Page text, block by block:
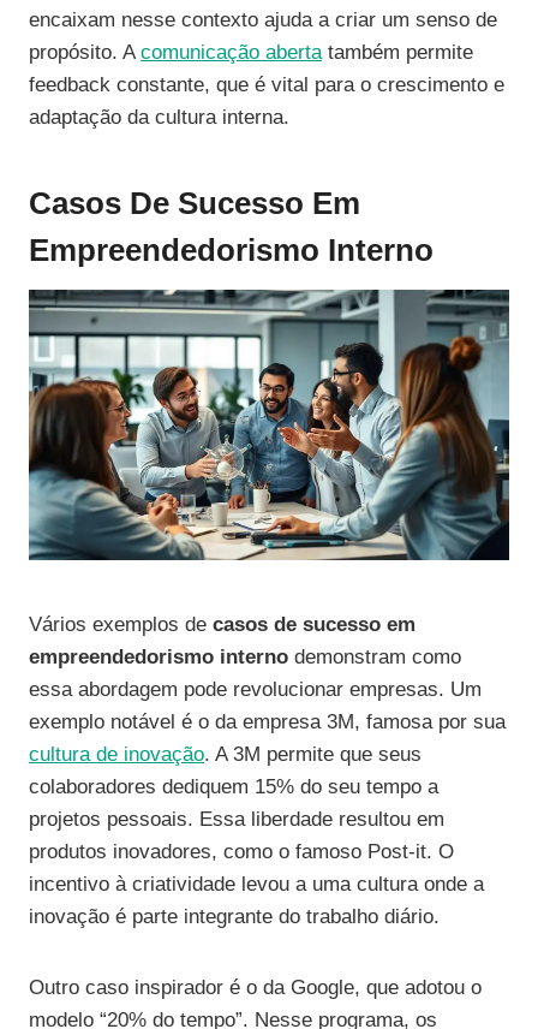
encaixam nesse contexto ajuda a criar um senso de
propósito. Acomunicação abertatambém permite
feedback constante, que é vital para o crescimento e
adaptação da cultura interna.
Casos De Sucesso Em
Empreendedorismo Interno
Vários exemplos de casos de sucesso em
empreendedorismo interno demonstram como
essa abordagem pode revolucionar empresas. Um
exemplo notável é o da empresa 3M, famosa por sua
cultura de inovação. A 3M permite que seus
colaboradores dediquem 15% do seu tempo a
projetos pessoais. Essa liberdade resultou em
produtos inovadores, como o famoso Post-it. O
incentivo à criatividade levou a uma cultura onde a
inovação é parte integrante do trabalho diário.
Outro caso inspirador é o da Google, que adotou o
modelo “20% do tempo”. Nesse programa, os